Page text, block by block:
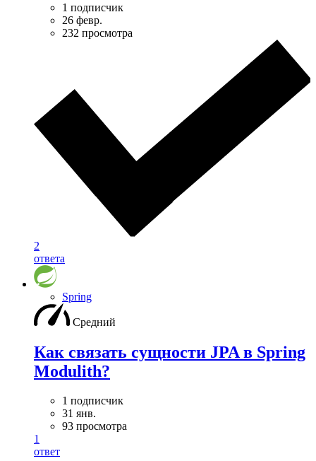
1 подписчик
26 февр.
232 просмотра
2
ответа
Spring
Средний
Как связать сущности JPA в Spring
Modulith?
1 подписчик
31 янв.
93 просмотра
1
ответ